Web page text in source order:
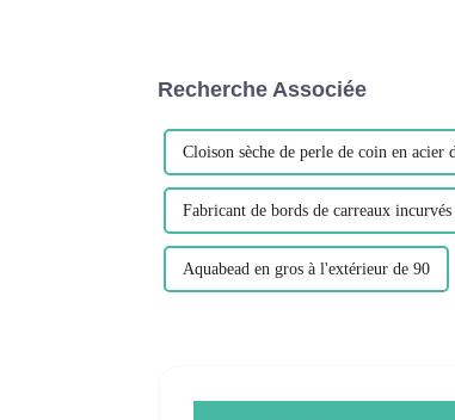
Recherche Associée
Cloison sèche de perle de coin en acier
Fabricant de bords de carreaux incurvés
Aquabead en gros à l'extérieur de 90